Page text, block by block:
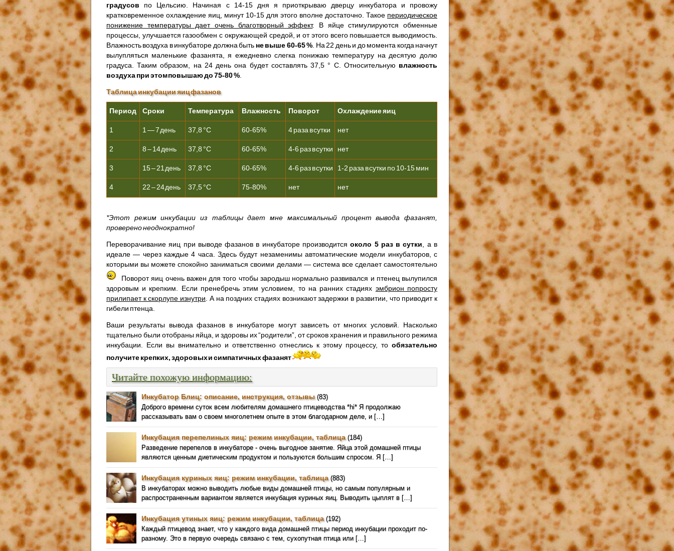
градусов по Цельсию. Начиная с 14-15 дня я приоткрываю дверцу инкубатора и провожу
кратковременное охлаждение яиц, минут 10-15 для этого вполне достаточно. Такое периодическое
понижение температуры дает очень благотворный эффект. В яйце стимулируются обменные
процессы, улучшается газообмен с окружающей средой, и от этого всего повышается выводимость.
Влажность воздуха в инкубаторе должна быть не выше 60-65 % . На 22 день и до момента когда начнут
вылупляться маленькие фазанята, я ежедневно слегка понижаю температуру на десятую долю
градуса. Таким образом, на 24 день она будет составлять 37,5 ° С. Относительную влажность
воздуха при этом повышаю до 75-80 %.
Таблица инкубации яиц фазанов
Период Сроки Температура Влажность Поворот Охлаждение яиц
1 1 — 7 день 37,8 °С 60-65% 4 раза в сутки нет
2 8 – 14 день 37,8 °С 60-65% 4-6 раз в сутки нет
3 15 – 21 день 37,8 °С 60-65% 4-6 раз в сутки 1-2 раза в сутки по 10-15 мин
4 22 – 24 день 37,5 °С 75-80% нет нет
*Этот режим инкубации из таблицы дает мне максимальный процент вывода фазанят,
проверено неоднократно!
Переворачивание яиц при выводе фазанов в инкубаторе производитсяоколо 5 раз в сутки, а в
идеале — через каждые 4 часа. Здесь будут незаменимы автоматические модели инкубаторов, с
которыми вы можете спокойно заниматься своими делами — система все сделает самостоятельно
Поворот яиц очень важен для того чтобы зародыш нормально развивался и птенец вылупился
здоровым и крепким. Если пренебречь этим условием, то на ранних стадиях эмбрион попросту
прилипает к скорлупе изнутри. А на поздних стадиях возникают задержки в развитии, что приводит к
гибели птенца.
Ваши результаты вывода фазанов в инкубаторе могут зависеть от многих условий. Насколько
тщательно были отобраны яйца, и здоровы их “родители”, от сроков хранения и правильного режима
инкубации. Если вы внимательно и ответственно отнеслись к этому процессу, то обязательно
получите крепких, здоровых и симпатичных фазанят
Читайте похожую информацию:
Инкубатор Блиц: описание, инструкция, отзывы(83)
Доброго времени суток всем любителям домашнего птицеводства *hi* Я продолжаю
рассказывать вам о своем многолетнем опыте в этом благодарном деле, и […]
Инкубация перепелиных яиц: режим инкубации, таблица(184)
Разведение перепелов в инкубаторе - очень выгодное занятие. Яйца этой домашней птицы
являются ценным диетическим продуктом и пользуются большим спросом. Я […]
Инкубация куриных яиц: режим инкубации, таблица(883)
В инкубаторах можно выводить любые виды домашней птицы, но самым популярным и
распространенным вариантом является инкубация куриных яиц. Выводить цыплят в […]
Инкубация утиных яиц: режим инкубации, таблица(192)
Каждый птицевод знает, что у каждого вида домашней птицы период инкубации проходит по-
разному. Это в первую очередь связано с тем, сухопутная птица или […]